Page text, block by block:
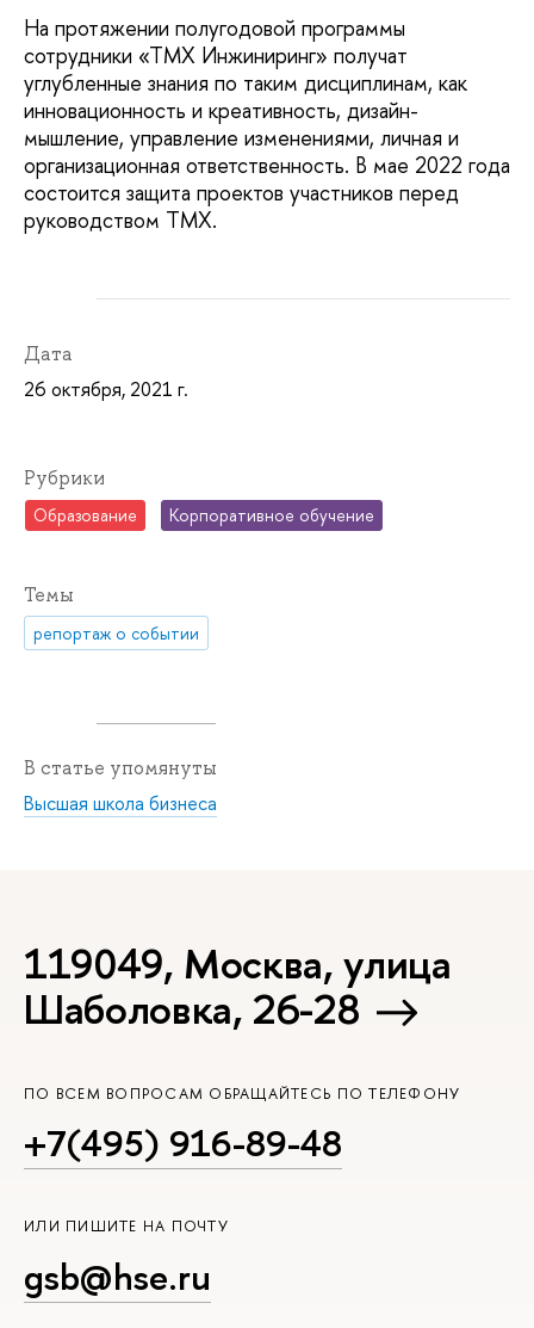
На протяжении полугодовой программы
сотрудники «ТМХ Инжиниринг» получат
углубленные знания по таким дисциплинам, как
инновационность и креативность, дизайн-
мышление, управление изменениями, личная и
организационная ответственность. В мае 2022 года
состоится защита проектов участников перед
руководством ТМХ.
Дата
26 октября, 2021 г.
Рубрики
Образование Корпоративное обучение
Темы
репортаж о событии
В статье упомянуты
Высшая школа бизнеса
119049, Москва, улица
Шаболовка, 26-28
ПО ВСЕМ ВОПРОСАМ ОБРАЩАЙТЕСЬ ПО ТЕЛЕФОНУ
+7(495) 916-89-48
ИЛИ ПИШИТЕ НА ПОЧТУ
gsb@hse.ru